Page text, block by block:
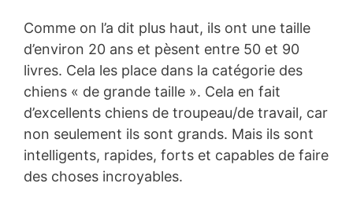
Comme on l’a dit plus haut, ils ont une taille
d’environ 20 ans et pèsent entre 50 et 90
livres. Cela les place dans la catégorie des
chiens « de grande taille ». Cela en fait
d’excellents chiens de troupeau/de travail, car
non seulement ils sont grands. Mais ils sont
intelligents, rapides, forts et capables de faire
des choses incroyables.